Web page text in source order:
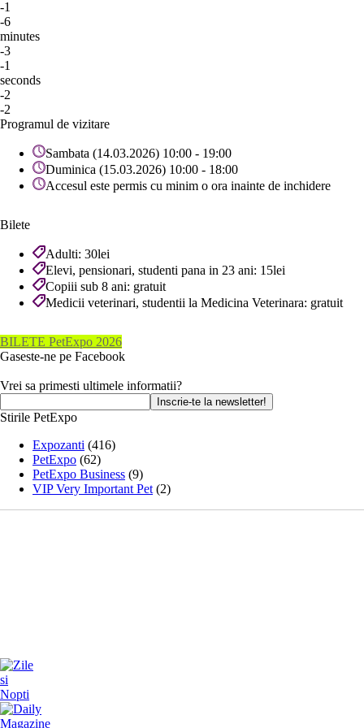
-1
-6
minutes
-3
-1
seconds
-2
-2
Programul de vizitare
Sambata (14.03.2026) 10:00 - 19:00
Duminica (15.03.2026) 10:00 - 18:00
Accesul este permis cu minim o ora inainte de inchidere
Bilete
Adulti: 30lei
Elevi, pensionari, studenti pana in 23 ani: 15lei
Copiii sub 8 ani: gratuit
Medicii veterinari, studentii la Medicina Veterinara: gratuit
BILETE PetExpo 2026
Gaseste-ne pe Facebook
Vrei sa primesti ultimele informatii?
Stirile PetExpo
Expozanti (416)
PetExpo (62)
PetExpo Business (9)
VIP Very Important Pet (2)